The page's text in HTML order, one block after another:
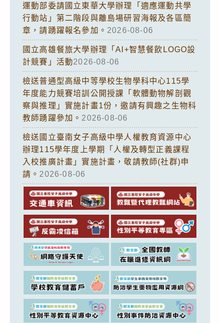
運動部委請國立東華大學辦理「適應運動共學
行動站」第二階段與離島場研習海報及各區簡
章，請踴躍報名參加。 2026-08-06
國立高雄餐旅大學辦理「AI+智慧餐飲LOGO設
計競賽」活動2026-08-06
檢送普通型高級中等學校生物學科中心115學
年度能力競賽培訓公開授課「軟體動物解剖觀
察與推理」實施計畫1份，邀請有興趣之生物科
教師踴躍參加。 2026-08-06
檢送國立臺南女子高級中學人權教育資源中心
辦理115學年度上學期「人權及轉型正義課程
入校推廣計畫」實施計畫，敬請教師(社群)申
請。 2026-08-06